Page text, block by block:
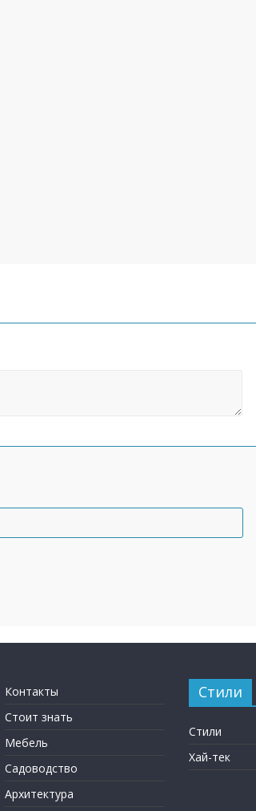
Контакты
Стоит знать
Мебель
Садоводство
Архитектура
Стили
Стили
Хай-тек